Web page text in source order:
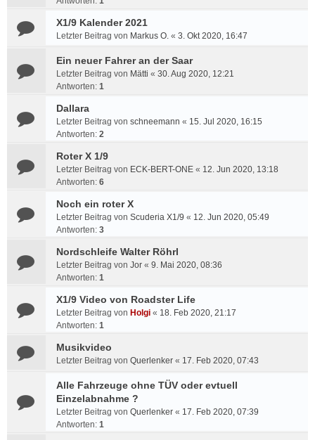
X1/9 Kalender 2021
Letzter Beitrag von Markus O. « 3. Okt 2020, 16:47
Ein neuer Fahrer an der Saar
Letzter Beitrag von Mätti « 30. Aug 2020, 12:21
Antworten: 1
Dallara
Letzter Beitrag von schneemann « 15. Jul 2020, 16:15
Antworten: 2
Roter X 1/9
Letzter Beitrag von ECK-BERT-ONE « 12. Jun 2020, 13:18
Antworten: 6
Noch ein roter X
Letzter Beitrag von Scuderia X1/9 « 12. Jun 2020, 05:49
Antworten: 3
Nordschleife Walter Röhrl
Letzter Beitrag von Jor « 9. Mai 2020, 08:36
Antworten: 1
X1/9 Video von Roadster Life
Letzter Beitrag von Holgi « 18. Feb 2020, 21:17
Antworten: 1
Musikvideo
Letzter Beitrag von Querlenker « 17. Feb 2020, 07:43
Alle Fahrzeuge ohne TÜV oder evtuell
Einzelabnahme ?
Letzter Beitrag von Querlenker « 17. Feb 2020, 07:39
Antworten: 1